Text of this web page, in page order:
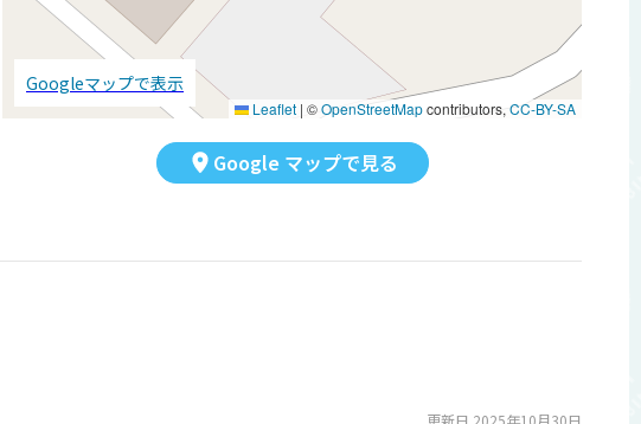
Leaflet | ©OpenStreetMapcontributors, CC-BY-SA
Googleマップで表示
Google マップで見る
更新日 2025年10月30日